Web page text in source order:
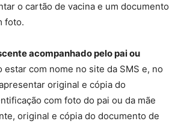
o cartão de vacina e um documento
foto.
acompanhado pelo pai ou
estar com nome no site da SMS e, no
original e cópia do
com foto do pai ou da mãe
original e cópia do documento de